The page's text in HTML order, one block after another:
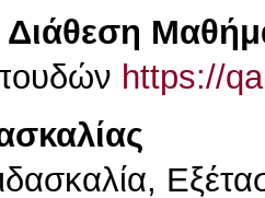
Διάθεση
https://